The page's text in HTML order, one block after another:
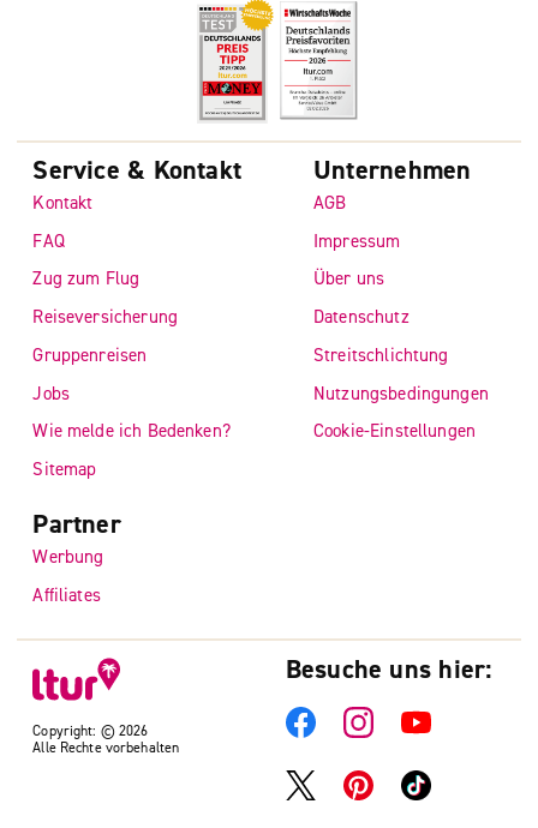
Copyright: © 2026
Alle Rechte vorbehalten
Service & Kontakt
Kontakt
FAQ
Zug zum Flug
Reiseversicherung
Gruppenreisen
Jobs
Wie melde ich Bedenken?
Sitemap
Unternehmen
AGB
Impressum
Über uns
Datenschutz
Streitschlichtung
Nutzungsbedingungen
Cookie-Einstellungen
Partner
Werbung
Affiliates
Besuche uns hier: